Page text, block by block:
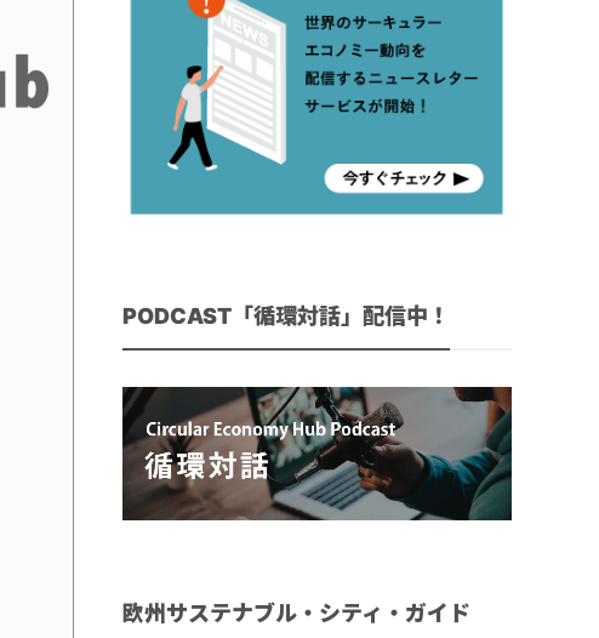
PODCAST「循環対話」配信中！
欧州サステナブル・シティ・ガイド